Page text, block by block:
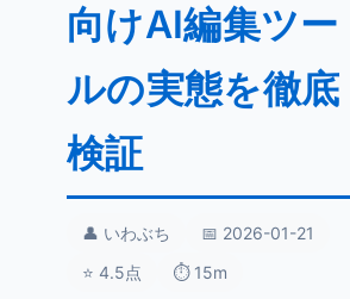
向けAI編集ツー
ルの実態を徹底
検証
👤 いわぶち
📅 2026-01-21
⭐ 4.5点
⏱️ 15m